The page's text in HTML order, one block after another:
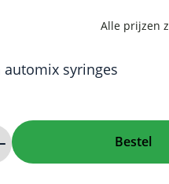
automix syringes
Bestel